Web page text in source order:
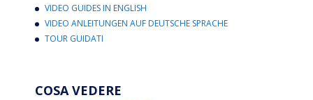
VIDEO GUIDES IN ENGLISH
VIDEO ANLEITUNGEN AUF DEUTSCHE SPRACHE
TOUR GUIDATI
COSA VEDERE